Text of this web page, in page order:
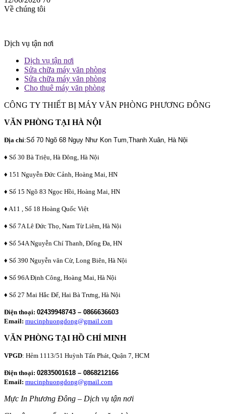
Về chúng tôi
Dịch vụ tận nơi
Dịch vụ tận nơi
Sửa chữa máy văn phòng
Sửa chữa máy văn phòng
Cho thuê máy văn phòng
CÔNG TY THIẾT BỊ MÁY VĂN PHÒNG PHƯƠNG ĐÔNG
VĂN PHÒNG TẠI HÀ NỘI
Địa chỉ:Số 70 Ngõ 68 Ngụy Như Kon Tum,Thanh Xuân, Hà Nội
♦ Số 30 Bà Triệu, Hà Đông, Hà Nội
♦ 151 Nguyễn Đức Cảnh, Hoàng Mai, HN
♦ Số 15 Ngõ 83 Ngọc Hồi, Hoàng Mai, HN
♦ A11 , Số 18 Hoàng Quốc Việt
♦ Số 7A Lê Đức Thọ, Nam Từ Liêm, Hà Nội
♦ Số 54A Nguyễn Chí Thanh, Đống Đa, HN
♦ Số 390 Nguyễn văn Cừ, Long Biên, Hà Nội
♦ Số 96A Định Công, Hoàng Mai, Hà Nội
♦ Số 27 Mai Hắc Đế, Hai Bà Trưng, Hà Nội
Điện thoại: 02439948743 – 0866636603
Email: mucinphuongdong@gmail.com
VĂN PHÒNG TẠI HỒ CHÍ MINH
VPGD: Hẻm 1113/51 Huỳnh Tấn Phát, Quận 7, HCM
Điện thoại: 02835001618 – 0868212166
Email: mucinphuongdong@gmail.com
Mực In Phương Đông – Dịch vụ tận nơi